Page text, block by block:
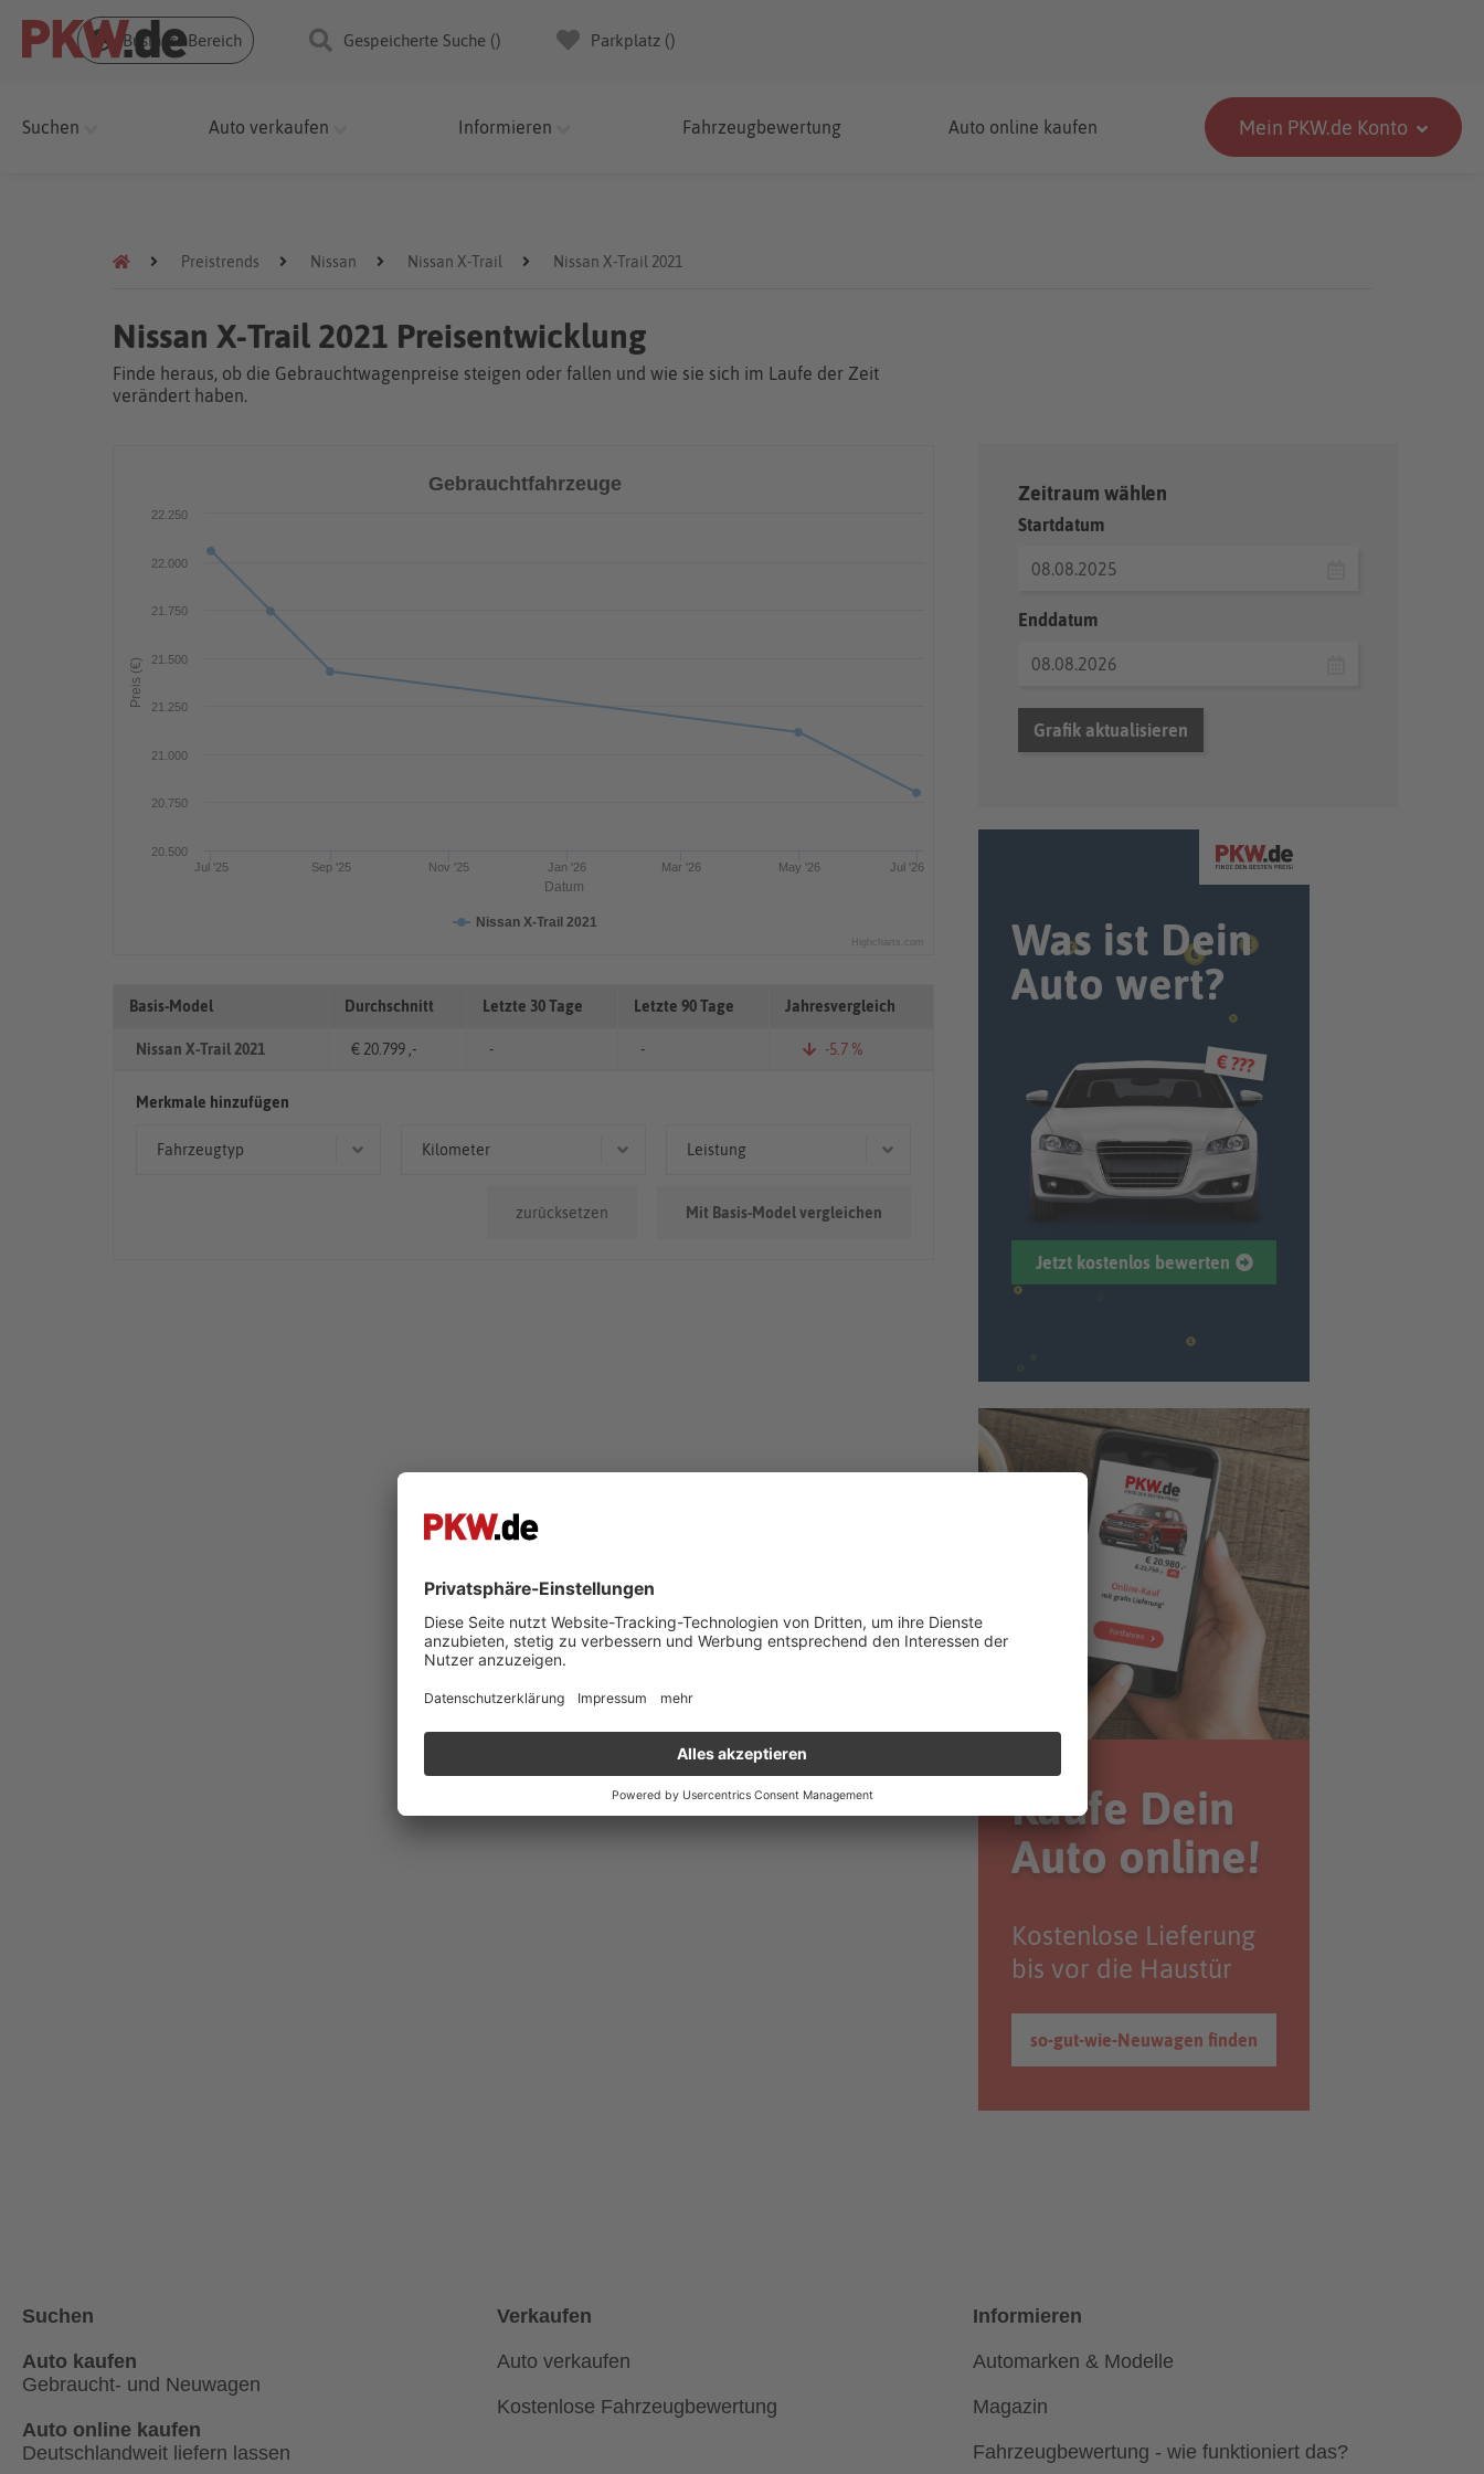
Business Bereich Gespeicherte Suche () Parkplatz ()
Suchen Auto verkaufen Informieren Fahrzeugbewertung Auto online kaufen Mein PKW.de Konto
Preistrends Nissan Nissan X-Trail Nissan X-Trail 2021
Nissan X-Trail 2021 Preisentwicklung
Finde heraus, ob die Gebrauchtwagenpreise steigen oder fallen und wie sie sich im Laufe der Zeit
verändert haben.
Datum
Preis (€)
Gebrauchtfahrzeuge
Nissan X-Trail 2021
Jul '25 Sep '25 Nov '25 Jan '26 Mar '26 May '26 Jul '26
20.500
20.750
21.000
21.250
21.500
21.750
22.000
22.250
Highcharts.com
Basis-Model Durchschnitt Letzte 30 Tage Letzte 90 Tage Jahresvergleich
Nissan X-Trail 2021 € 20.799 ,- - - -5.7 %
Merkmale hinzufügen
Fahrzeugtyp Kilometer Leistung
zurücksetzen Mit Basis-Model vergleichen
Zeitraum wählen
Startdatum
Enddatum
Grafik aktualisieren
Was ist Dein
Auto wert?
€ ???
Jetzt kostenlos bewerten
Kaufe Dein
Auto online!
Kostenlose Lieferung
bis vor die Haustür
so-gut-wie-Neuwagen finden
Suchen
Auto kaufen
Gebraucht- und Neuwagen
Auto online kaufen
Deutschlandweit liefern lassen
Verkaufen
Auto verkaufen
Kostenlose Fahrzeugbewertung
Informieren
Automarken & Modelle
Magazin
Fahrzeugbewertung - wie funktioniert das?